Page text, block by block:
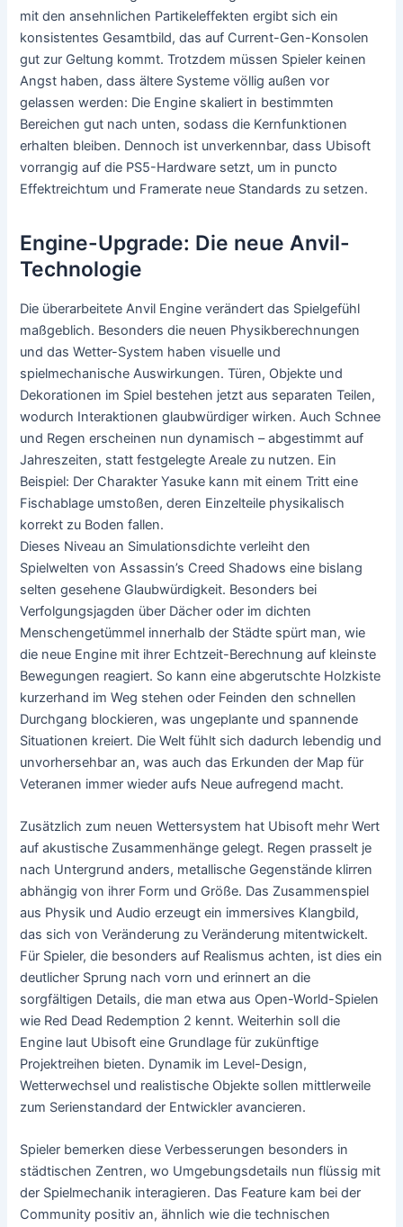
mit den ansehnlichen Partikeleffekten ergibt sich ein
konsistentes Gesamtbild, das auf Current-Gen-Konsolen
gut zur Geltung kommt. Trotzdem müssen Spieler keinen
Angst haben, dass ältere Systeme völlig außen vor
gelassen werden: Die Engine skaliert in bestimmten
Bereichen gut nach unten, sodass die Kernfunktionen
erhalten bleiben. Dennoch ist unverkennbar, dass Ubisoft
vorrangig auf die PS5-Hardware setzt, um in puncto
Effektreichtum und Framerate neue Standards zu setzen.
Engine-Upgrade: Die neue Anvil-
Technologie
Die überarbeitete Anvil Engine verändert das Spielgefühl
maßgeblich. Besonders die neuen Physikberechnungen
und das Wetter-System haben visuelle und
spielmechanische Auswirkungen. Türen, Objekte und
Dekorationen im Spiel bestehen jetzt aus separaten Teilen,
wodurch Interaktionen glaubwürdiger wirken. Auch Schnee
und Regen erscheinen nun dynamisch – abgestimmt auf
Jahreszeiten, statt festgelegte Areale zu nutzen. Ein
Beispiel: Der Charakter Yasuke kann mit einem Tritt eine
Fischablage umstoßen, deren Einzelteile physikalisch
korrekt zu Boden fallen.
Dieses Niveau an Simulationsdichte verleiht den
Spielwelten von Assassin’s Creed Shadows eine bislang
selten gesehene Glaubwürdigkeit. Besonders bei
Verfolgungsjagden über Dächer oder im dichten
Menschengetümmel innerhalb der Städte spürt man, wie
die neue Engine mit ihrer Echtzeit-Berechnung auf kleinste
Bewegungen reagiert. So kann eine abgerutschte Holzkiste
kurzerhand im Weg stehen oder Feinden den schnellen
Durchgang blockieren, was ungeplante und spannende
Situationen kreiert. Die Welt fühlt sich dadurch lebendig und
unvorhersehbar an, was auch das Erkunden der Map für
Veteranen immer wieder aufs Neue aufregend macht.
Zusätzlich zum neuen Wettersystem hat Ubisoft mehr Wert
auf akustische Zusammenhänge gelegt. Regen prasselt je
nach Untergrund anders, metallische Gegenstände klirren
abhängig von ihrer Form und Größe. Das Zusammenspiel
aus Physik und Audio erzeugt ein immersives Klangbild,
das sich von Veränderung zu Veränderung mitentwickelt.
Für Spieler, die besonders auf Realismus achten, ist dies ein
deutlicher Sprung nach vorn und erinnert an die
sorgfältigen Details, die man etwa aus Open-World-Spielen
wie Red Dead Redemption 2 kennt. Weiterhin soll die
Engine laut Ubisoft eine Grundlage für zukünftige
Projektreihen bieten. Dynamik im Level-Design,
Wetterwechsel und realistische Objekte sollen mittlerweile
zum Serienstandard der Entwickler avancieren.
Spieler bemerken diese Verbesserungen besonders in
städtischen Zentren, wo Umgebungsdetails nun flüssig mit
der Spielmechanik interagieren. Das Feature kam bei der
Community positiv an, ähnlich wie die technischen